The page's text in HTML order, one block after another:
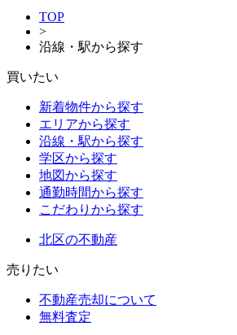
TOP
>
沿線・駅から探す
買いたい
新着物件から探す
エリアから探す
沿線・駅から探す
学区から探す
地図から探す
通勤時間から探す
こだわりから探す
北区の不動産
売りたい
不動産売却について
無料査定